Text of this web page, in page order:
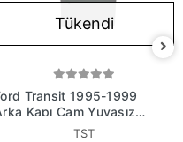
Tükendi
Transit 1995-1999
Kapı Cam Yuvasız
Sağ (Oem No:TST